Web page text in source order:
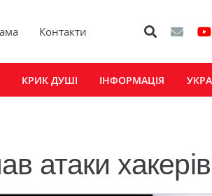
Контакти
КРИК ДУШІ ІНФОРМАЦІЯ
атаки хакерів